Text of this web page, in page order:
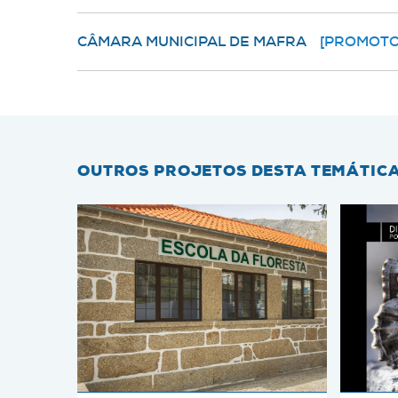
CÂMARA MUNICIPAL DE MAFRA
OUTROS PROJETOS DESTA